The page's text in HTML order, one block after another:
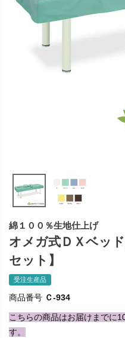
綿１００％生地仕上げ
オメガ式ＤＸベッ
セット】
受注生産品
商品番号 Ｃ-934
こちらの商品はお届けまでに
す。